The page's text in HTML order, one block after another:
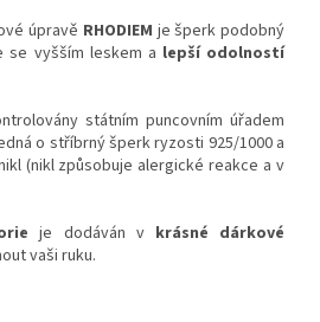
úpravě RHODIEM je šperk podobný
se vyšším leskem a lepší odolností
státním puncovním úřadem
o stříbrný šperk ryzosti 925/1000 a
(nikl způsobuje alergické reakce a v
je dodáván v krásné dárkové
vaši ruku.